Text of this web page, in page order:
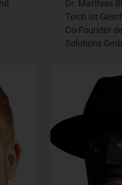
Dr. Matthias
Teich ist
Co-Founder
Solutions